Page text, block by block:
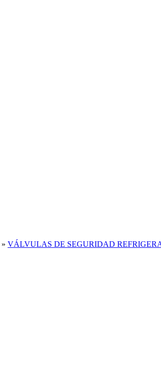
» VÁLVULAS DE SEGURIDAD